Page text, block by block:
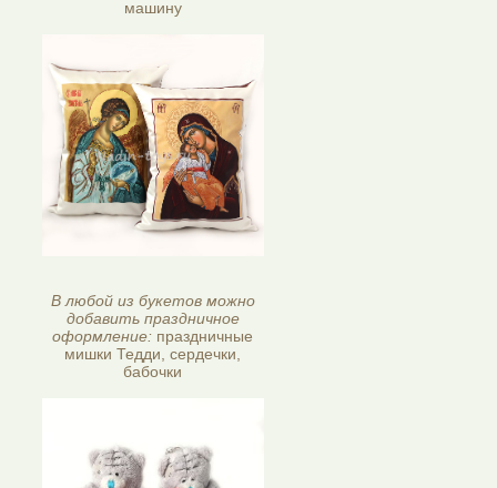
машину
В любой из букетов можно
добавить праздничное
оформление: праздничные
мишки Тедди, сердечки,
бабочки